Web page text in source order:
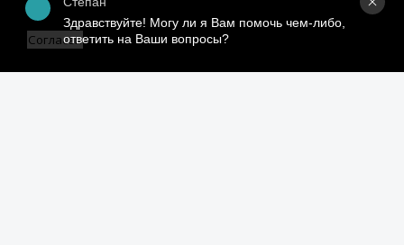
Адрес:
109240, г. Москва, ул. Николоямская, д. 1Посмотреть на карте
Согласен
Здравствуйте! Могу ли я Вам помочь чем-либо,
ответить на Ваши вопросы?